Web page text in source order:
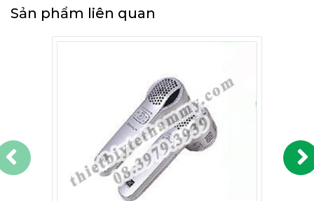
Sản phẩm liên quan